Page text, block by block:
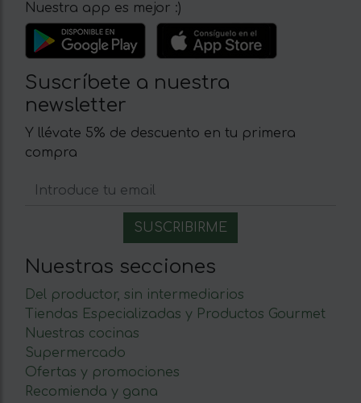
Nuestra app es mejor :)
Suscríbete a nuestra
newsletter
Y llévate 5% de descuento en tu primera
compra
Nuestras secciones
Del productor, sin intermediarios
Tiendas Especializadas y Productos Gourmet
Nuestras cocinas
Supermercado
Ofertas y promociones
Recomienda y gana